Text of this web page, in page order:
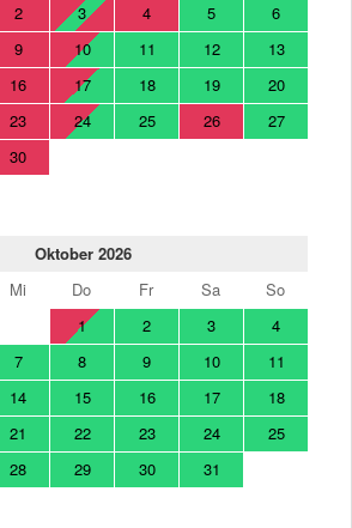
2 3 4 5
6
9 10 11 12
13
16 17 18 19
20
23 24 25 26
27
30
Oktober 2026
Mi Do Fr Sa
So
1
2 3
4
7 8 9 10
11
14 15 16 17
18
21 22 23 24
25
28 29 30 31